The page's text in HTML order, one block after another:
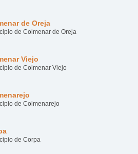
de Oreja
de Colmenar de Oreja
Viejo
de Colmenar Viejo
de Colmenarejo
de Corpa